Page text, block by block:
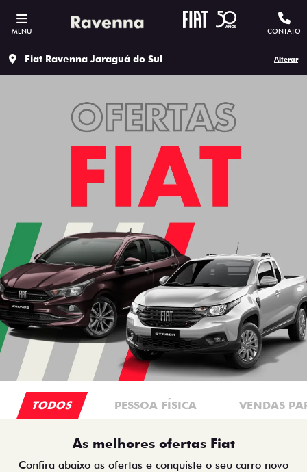
MENU CONTATO
Fiat Ravenna Jaraguá do Sul Alterar
TODOS PESSOA FÍSICA VENDAS
As melhores ofertas Fiat
Confira abaixo as ofertas e conquiste o seu carro novo